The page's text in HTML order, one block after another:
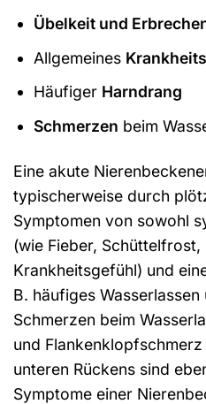
Übelkeit und
Allgemeines
Häufiger Harndrang
Schmerzen beim
Eine akute
typischerweise durch
Symptomen von sowohl
(wie Fieber,
Krankheitsgefühl) und
B. häufiges
Schmerzen beim
und
unteren Rückens sind
Symptome einer